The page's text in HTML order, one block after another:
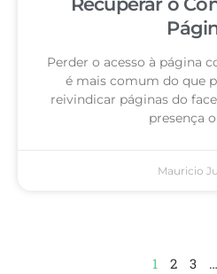
Perder o acesso à página
é mais comum do que
reivindicar páginas do
presença
Mauricio
1 2 3 …